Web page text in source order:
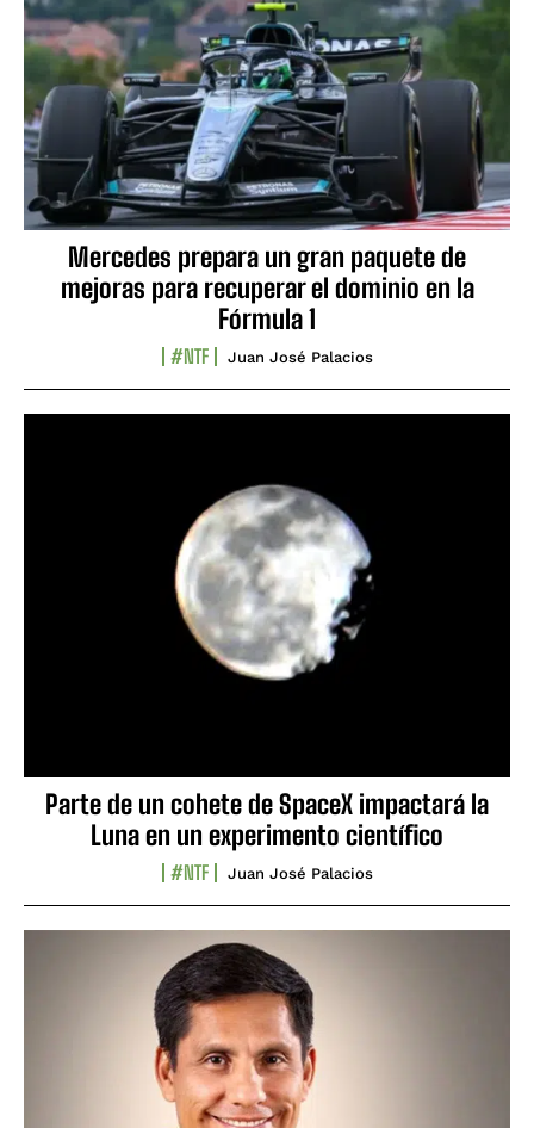
Mercedes prepara un gran paquete de
mejoras para recuperar el dominio en la
Fórmula 1
#NTF Juan José Palacios
Parte de un cohete de SpaceX impactará la
Luna en un experimento científico
#NTF Juan José Palacios